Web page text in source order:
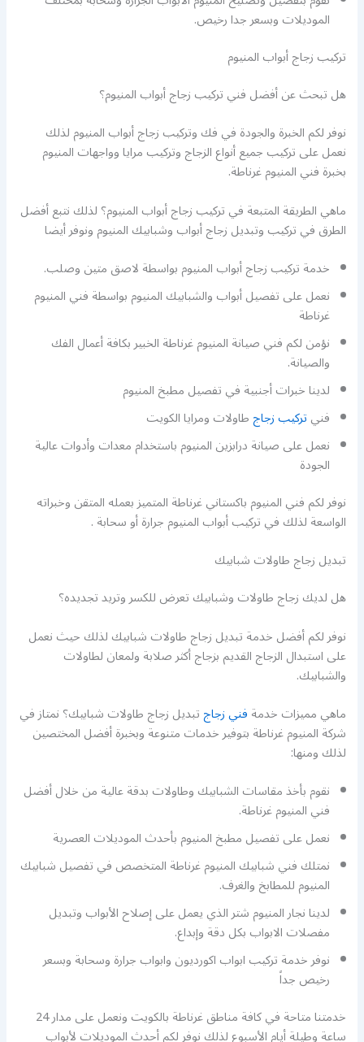
الموديلات وبسعر جدا رخيص.
تركيب زجاج أبواب المنيوم
هل تبحث عن أفضل فني تركيب زجاج أبواب المنيوم؟
نوفر لكم الخبرة والجودة في فك وتركيب زجاج أبواب المنيوم لذلك
نعمل على تركيب جميع أنواع الزجاج وتركيب مرايا وواجهات المنيوم
بخبرة فني المنيوم غرناطة.
ماهي الطريقة المتبعة في تركيب زجاج أبواب المنيوم؟ لذلك نتبع أفضل
الطرق في تركيب وتبديل زجاج أبواب وشبابيك المنيوم ونوفر أيضا
خدمة تركيب زجاج أبواب المنيوم بواسطة لاصق متين وصلب.
نعمل على تفصيل أبواب والشبابيك المنيوم بواسطة فني المنيوم
غرناطة
نؤمن لكم فني صيانة المنيوم غرناطة الخبير بكافة أعمال الفك
والصيانة.
لدينا خبرات أجنبية في تفصيل مطبخ المنيوم
فنيتركيب زجاجطاولات ومرايا الكويت
نعمل على صيانة درابزين المنيوم باستخدام معدات وأدوات عالية
الجودة
نوفر لكم فني المنيوم باكستاني غرناطة المتميز بعمله المتقن وخبراته
الواسعة لذلك في تركيب أبواب المنيوم جرارة أو سحابة .
تبديل زجاج طاولات شبابيك
هل لديك زجاج طاولات وشبابيك تعرض للكسر وتريد تجديده؟
نوفر لكم أفضل خدمة تبديل زجاج طاولات شبابيك لذلك حيث نعمل
على استبدال الزجاج القديم بزجاج أكثر صلابة ولمعان لطاولات
والشبابيك.
ماهي مميزات خدمةفني زجاجتبديل زجاج طاولات شبابيك؟ نمتاز في
شركة المنيوم غرناطة بتوفير خدمات متنوعة وبخبرة أفضل المختصين
لذلك ومنها:
نقوم بأخذ مقاسات الشبابيك وطاولات بدقة عالية من خلال أفضل
فني المنيوم غرناطة.
نعمل على تفصيل مطبخ المنيوم بأحدث الموديلات العصرية
نمتلك فني شبابيك المنيوم غرناطة المتخصص في تفصيل شبابيك
المنيوم للمطابخ والغرف.
لدينا نجار المنيوم شتر الذي يعمل على إصلاح الأبواب وتبديل
مفصلات الابواب بكل دقة وإبداع.
نوفر خدمة تركيب ابواب اكورديون وابواب جرارة وسحابة وبسعر
رخيص جداً
خدمتنا متاحة في كافة مناطق غرناطة بالكويت ونعمل على مدار 24
ساعة وطيلة أيام الأسبوع لذلك نوفر لكم أحدث الموديلات لأبواب